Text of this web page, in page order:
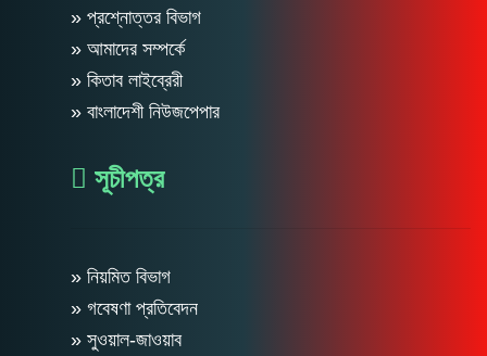
» প্রশ্নোত্তর বিভাগ
» আমাদের সম্পর্কে
» কিতাব লাইব্রেরী
» বাংলাদেশী নিউজপেপার
সূচীপত্র
» নিয়মিত বিভাগ
» গবেষণা প্রতিবেদন
» সুওয়াল-জাওয়াব